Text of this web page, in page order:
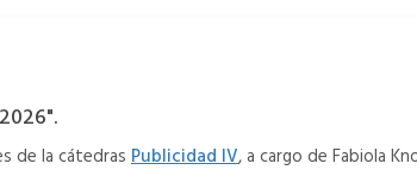
de la cátedras Publicidad IV, a cargo de Fabiola